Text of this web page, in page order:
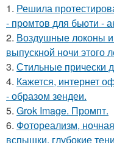
1. Решила
- промтов для бьюти -
2. Воздушные локоны
выпускной ночи этого
3. Стильные прически
4. Кажется, интернет
- образом зендеи.
5. Grok Image. Промпт.
6. Фотореализм,
вспышки, глубокие